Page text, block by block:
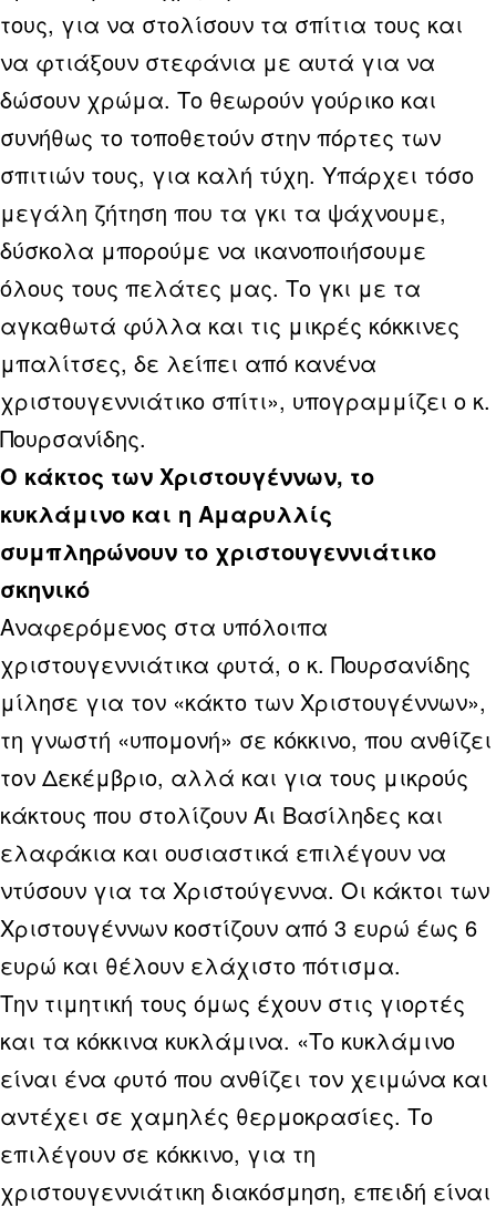
τους, για να στολίσουν τα σπίτια τους και
να φτιάξουν στεφάνια με αυτά για να
δώσουν χρώμα. Το θεωρούν γούρικο και
συνήθως το τοποθετούν στην πόρτες των
σπιτιών τους, για καλή τύχη. Υπάρχει τόσο
μεγάλη ζήτηση που τα γκι τα ψάχνουμε,
δύσκολα μπορούμε να ικανοποιήσουμε
όλους τους πελάτες μας. Το γκι με τα
αγκαθωτά φύλλα και τις μικρές κόκκινες
μπαλίτσες, δε λείπει από κανένα
χριστουγεννιάτικο σπίτι», υπογραμμίζει ο κ.
Πουρσανίδης.
Ο κάκτος των Χριστουγέννων, το
κυκλάμινο και η Αμαρυλλίς
συμπληρώνουν το χριστουγεννιάτικο
σκηνικό
Αναφερόμενος στα υπόλοιπα
χριστουγεννιάτικα φυτά, ο κ. Πουρσανίδης
μίλησε για τον «κάκτο των Χριστουγέννων»,
τη γνωστή «υπομονή» σε κόκκινο, που ανθίζει
τον Δεκέμβριο, αλλά και για τους μικρούς
κάκτους που στολίζουν Άι Βασίληδες και
ελαφάκια και ουσιαστικά επιλέγουν να
ντύσουν για τα Χριστούγεννα. Οι κάκτοι των
Χριστουγέννων κοστίζουν από 3 ευρώ έως 6
ευρώ και θέλουν ελάχιστο πότισμα.
Την τιμητική τους όμως έχουν στις γιορτές
και τα κόκκινα κυκλάμινα. «Το κυκλάμινο
είναι ένα φυτό που ανθίζει τον χειμώνα και
αντέχει σε χαμηλές θερμοκρασίες. Το
επιλέγουν σε κόκκινο, για τη
χριστουγεννιάτικη διακόσμηση, επειδή είναι